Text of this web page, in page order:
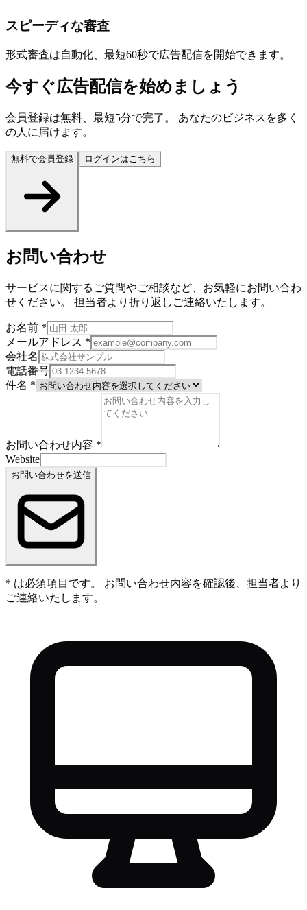
スピーディな審査
形式審査は自動化、最短60秒で広告配信を開始できます。
今すぐ広告配信を始めましょう
会員登録は無料、最短5分で完了。 あなたのビジネスを多く
の人に届けます。
無料で会員登録 ログインはこちら
お問い合わせ
サービスに関するご質問やご相談など、お気軽にお問い合わ
せください。 担当者より折り返しご連絡いたします。
お名前 *
メールアドレス *
会社名
電話番号
件名 *
お問い合わせ内容 *
Website
お問い合わせを送信
* は必須項目です。 お問い合わせ内容を確認後、担当者より
ご連絡いたします。